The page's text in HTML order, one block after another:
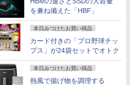
を兼ね備えた「HBF」
本日みつけたお買い得品
カード付きの「プロ野球チッ
プス」が24袋セットでオトク
本日みつけたお買い得品
熱風で揚げ物を調理する